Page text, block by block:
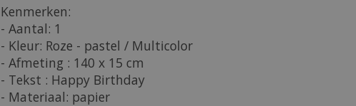
Kenmerken:
- Aantal: 1
- Kleur: Roze - pastel / Multicolor
- Afmeting : 140 x 15 cm
- Tekst : Happy Birthday
- Materiaal: papier